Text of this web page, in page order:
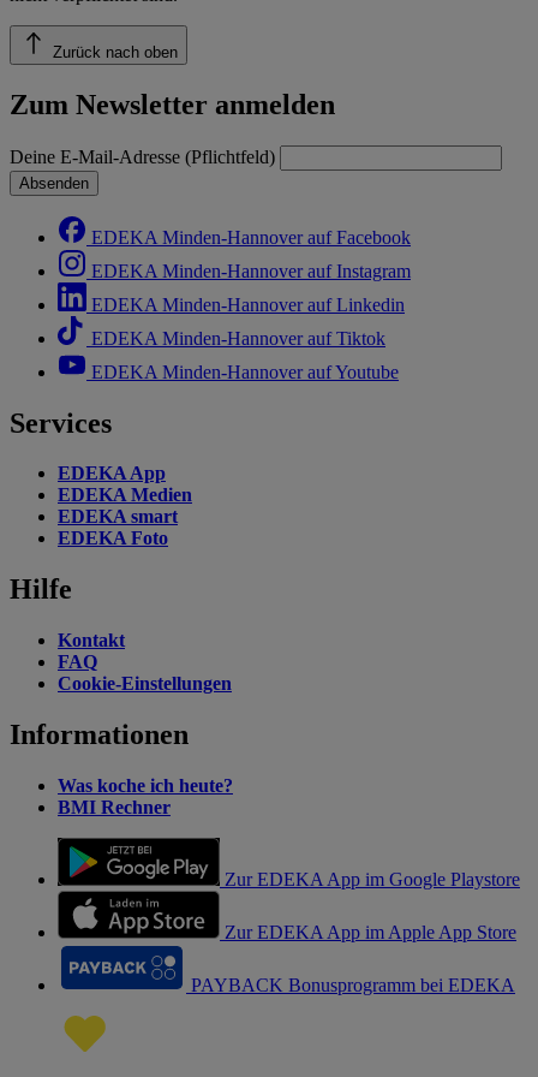
Zurück nach oben
Zum Newsletter anmelden
Deine E-Mail-Adresse (Pflichtfeld)
Absenden
EDEKA Minden-Hannover auf Facebook
EDEKA Minden-Hannover auf Instagram
EDEKA Minden-Hannover auf Linkedin
EDEKA Minden-Hannover auf Tiktok
EDEKA Minden-Hannover auf Youtube
Services
EDEKA App
EDEKA Medien
EDEKA smart
EDEKA Foto
Hilfe
Kontakt
FAQ
Cookie-Einstellungen
Informationen
Was koche ich heute?
BMI Rechner
Zur EDEKA App im Google Playstore
Zur EDEKA App im Apple App Store
PAYBACK Bonusprogramm bei EDEKA